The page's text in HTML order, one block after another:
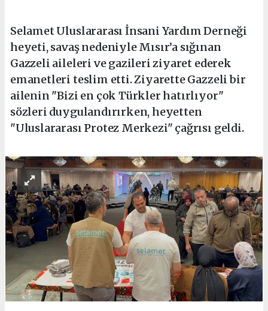
Selamet Uluslararası İnsani Yardım Derneği
heyeti, savaş nedeniyle Mısır’a sığınan
Gazzeli aileleri ve gazileri ziyaret ederek
emanetleri teslim etti. Ziyarette Gazzeli bir
ailenin "Bizi en çok Türkler hatırlıyor"
sözleri duygulandırırken, heyetten
"Uluslararası Protez Merkezi" çağrısı geldi.